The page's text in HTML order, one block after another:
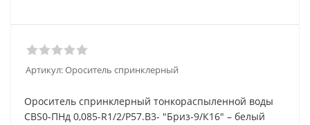
Артикул:Ороситель спринклерный
Ороситель спринклерный тонкораспыленной воды
СВS0-ПНд 0,085-R1/2/P57.В3- "Бриз-9/К16" – белый